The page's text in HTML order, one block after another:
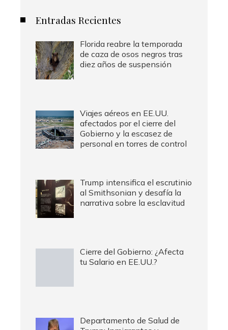
Entradas Recientes
Florida reabre la temporada
de caza de osos negros tras
diez años de suspensión
Viajes aéreos en EE.UU.
afectados por el cierre del
Gobierno y la escasez de
personal en torres de control
Trump intensifica el escrutinio
al Smithsonian y desafía la
narrativa sobre la esclavitud
Cierre del Gobierno: ¿Afecta
tu Salario en EE.UU.?
Departamento de Salud de